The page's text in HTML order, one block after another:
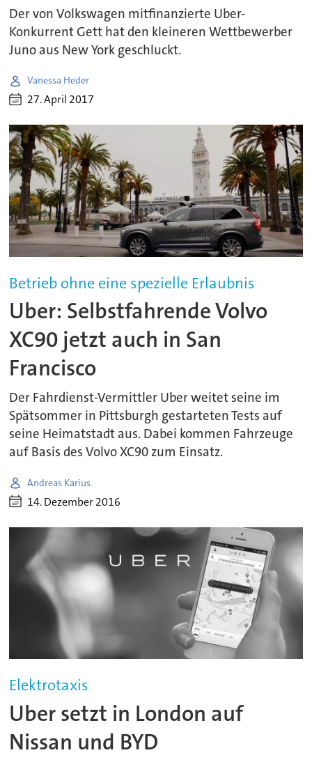
Der von Volkswagen mitfinanzierte Uber-
Konkurrent Gett hat den kleineren Wettbewerber
Juno aus New York geschluckt.
Vanessa Heder
27. April 2017
Betrieb ohne eine spezielle Erlaubnis
Uber: Selbstfahrende Volvo
XC90 jetzt auch in San
Francisco
Der Fahrdienst-Vermittler Uber weitet seine im
Spätsommer in Pittsburgh gestarteten Tests auf
seine Heimatstadt aus. Dabei kommen Fahrzeuge
auf Basis des Volvo XC90 zum Einsatz.
Andreas Karius
14. Dezember 2016
Elektrotaxis
Uber setzt in London auf
Nissan und BYD